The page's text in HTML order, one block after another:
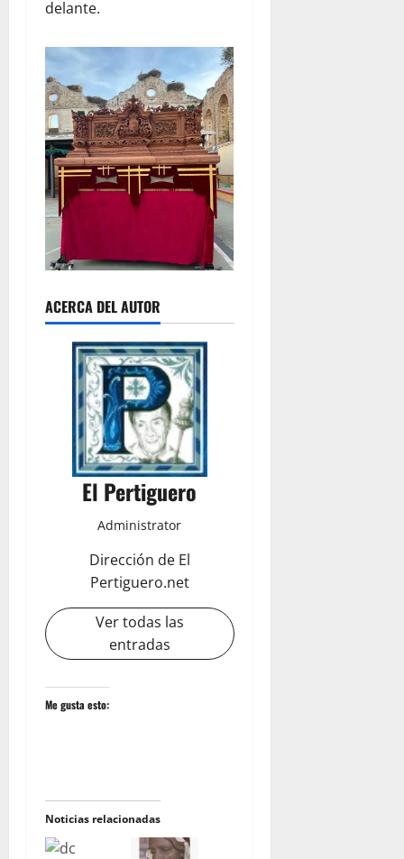
delante.
ACERCA DEL AUTOR
El Pertiguero
Administrator
Dirección de El
Pertiguero.net
Ver todas las
entradas
Me gusta esto:
Noticias relacionadas